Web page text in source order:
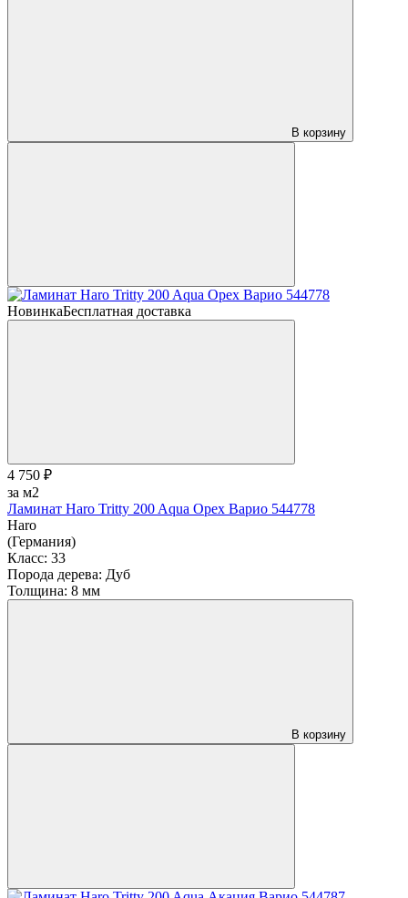
В корзину
НовинкаБесплатная доставка
4 750 ₽
за м2
Ламинат Haro Tritty 200 Aqua Орех Варио 544778
Haro
(Германия)
Класс: 33
Порода дерева: Дуб
Толщина: 8 мм
В корзину